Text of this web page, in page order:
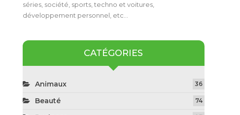
séries, société, sports, techno et voitures,
développement personnel, etc…
CATÉGORIES
Animaux 36
Beauté 74